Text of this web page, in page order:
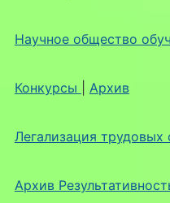
Научное общество
Конкурсы Архив
Легализация трудовых
Архив